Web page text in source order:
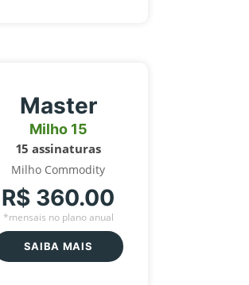
Master
Milho 15
15 assinaturas
Milho Commodity
R$ 360.00
*mensais no plano anual
SAIBA MAIS